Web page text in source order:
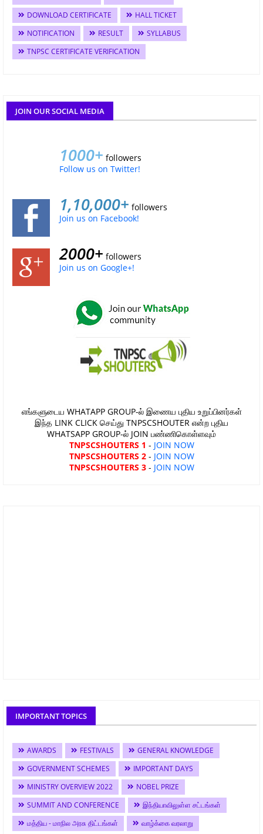
DOWNLOAD CERTIFICATE
HALL TICKET
NOTIFICATION
RESULT
SYLLABUS
TNPSC CERTIFICATE VERIFICATION
JOIN OUR SOCIAL MEDIA
1000+ followers
Follow us on Twitter!
1,10,000+ followers
Join us on Facebook!
2000+ followers
Join us on Google+!
எங்களுடைய WHATAPP GROUP-ல் இணைய புதிய உறுப்பினர்கள்
இந்த LINK CLICK செய்து TNPSCSHOUTER என்ற புதிய
WHATSAPP GROUP-ல் JOIN பண்ணிகொள்ளவும்
TNPSCSHOUTERS 1 - JOIN NOW
TNPSCSHOUTERS 2- JOIN NOW
TNPSCSHOUTERS 3- JOIN NOW
IMPORTANT TOPICS
AWARDS FESTIVALS
GENERAL KNOWLEDGE
GOVERNMENT SCHEMES
IMPORTANT DAYS
MINISTRY OVERVIEW 2022
NOBEL PRIZE
SUMMIT AND CONFERENCE
இந்தியாவிலுள்ள சட்டங்கள்
மத்திய - மாநில அரசு திட்டங்கள்
வாழ்க்கை வரலாறு